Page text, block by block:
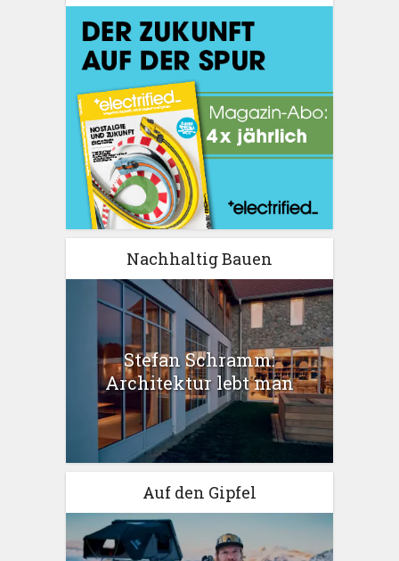
Nachhaltig Bauen
Stefan Schramm:
Architektur lebt man
Auf den Gipfel